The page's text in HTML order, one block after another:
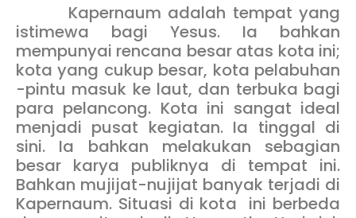
Kapernaum adalah tempat yang
istimewa bagi Yesus. Ia bahkan
mempunyai rencana besar atas kota ini;
kota yang cukup besar, kota pelabuhan
-pintu masuk ke laut, dan terbuka bagi
para pelancong. Kota ini sangat ideal
menjadi pusat kegiatan. Ia tinggal di
sini. Ia bahkan melakukan sebagian
besar karya publiknya di tempat ini.
Bahkan mujijat-nujijat banyak terjadi di
Kapernaum. Situasi di kota ini berbeda